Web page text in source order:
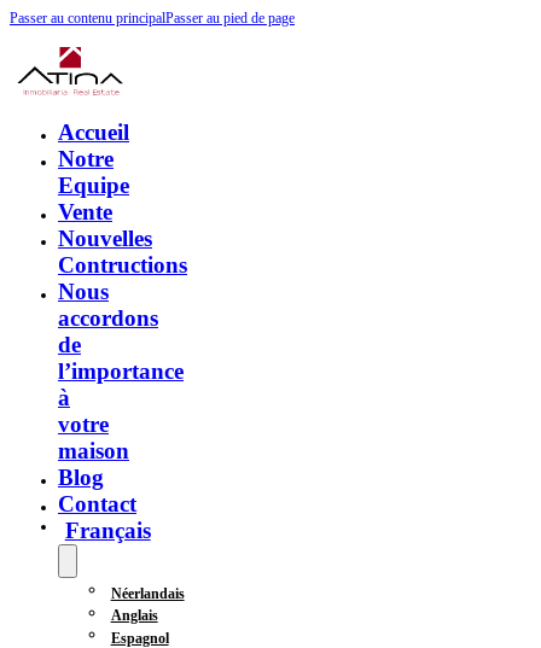
Passer au contenu principalPasser au pied de page
Accueil
Notre
Equipe
Vente
Nouvelles
Contructions
Nous
accordons
de
l’importance
à
votre
maison
Blog
Contact
Français
Néerlandais
Anglais
Espagnol